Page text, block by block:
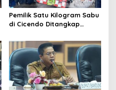
Pemilik Satu Kilogram Sabu
di Cicendo Ditangkap